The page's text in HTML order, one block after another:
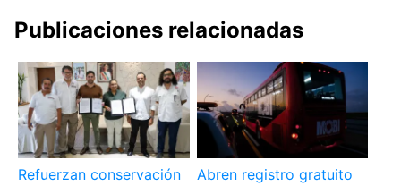
Publicaciones relacionadas
Refuerzan conservación
Abren registro gratuito